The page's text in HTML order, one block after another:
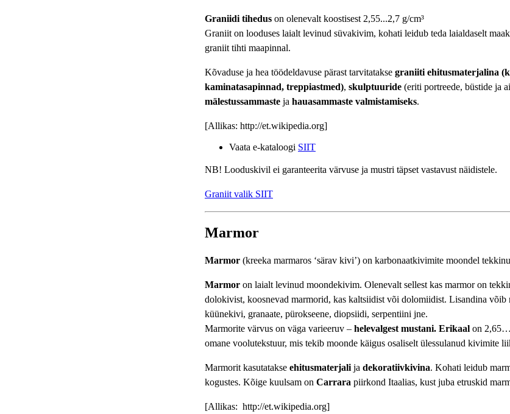
Graniidi tihedus on olenevalt koostisest 2,55...2,7 g/cm³
Graniit on looduses laialt levinud süvakivim, kohati leidub teda laialdaselt
graniit tihti maapinnal.
Kõvaduse ja hea töödeldavuse pärast tarvitatakse graniiti ehitusmaterjalina
kaminatasapinnad, treppiastmed), skulptuuride (eriti portreede, büstide ja
mälestussammaste ja hauasammaste valmistamiseks.
[Allikas: http://et.wikipedia.org]
Vaata e-kataloogi SIIT
NB! Looduskivil ei garanteerita värvuse ja mustri täpset vastavust näidistele.
Graniit valik SIIT
Marmor
Marmor (kreeka marmaros ‘särav kivi’) on karbonaatkivimite moondel
Marmor on laialt levinud moondekivim. Olenevalt sellest kas marmor on
dolokivist, koosnevad marmorid, kas kaltsiidist või dolomiidist. Lisandina võib
küünekivi, granaate, pürokseene, diopsiidi, serpentiini jne.
Marmorite värvus on väga varieeruv – helevalgest mustani. Erikaal on
omane voolutekstuur, mis tekib moonde käigus osaliselt ülessulanud kivimite
Marmorit kasutatakse ehitusmaterjali ja dekoratiivkivina. Kohati leidub
kogustes. Kõige kuulsam on Carrara piirkond Itaalias, kust juba etruskid
[Allikas: http://et.wikipedia.org]